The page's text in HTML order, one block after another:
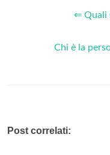
⇐ Quali
Chi è la
Post correlati: